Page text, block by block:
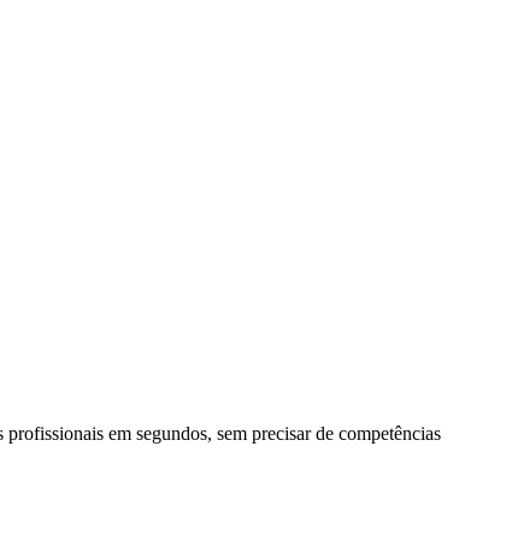
em segundos, sem precisar de competências